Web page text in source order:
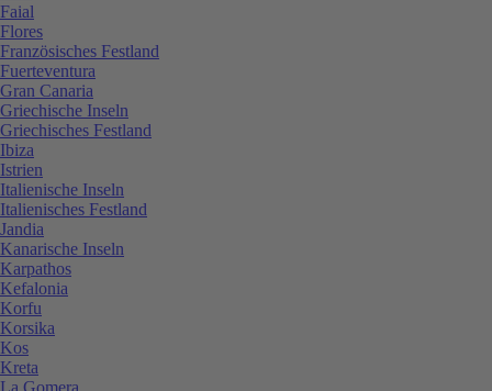
Faial
Flores
Französisches Festland
Fuerteventura
Gran Canaria
Griechische Inseln
Griechisches Festland
Ibiza
Istrien
Italienische Inseln
Italienisches Festland
Jandia
Kanarische Inseln
Karpathos
Kefalonia
Korfu
Korsika
Kos
Kreta
La Gomera